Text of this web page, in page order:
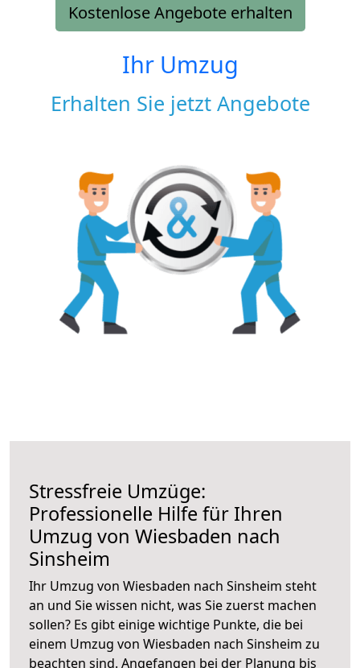
Kostenlose Angebote erhalten
Ihr Umzug
Erhalten Sie jetzt Angebote
Stressfreie Umzüge:
Professionelle Hilfe für Ihren
Umzug von Wiesbaden nach
Sinsheim
Ihr Umzug von Wiesbaden nach Sinsheim steht
an und Sie wissen nicht, was Sie zuerst machen
sollen? Es gibt einige wichtige Punkte, die bei
einem Umzug von Wiesbaden nach Sinsheim zu
beachten sind. Angefangen bei der Planung bis